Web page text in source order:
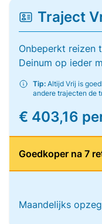
Traject
Onbeperkt reizen
Deinum op ieder
Tip: Altijd Vrij is
andere trajecten de
€ 403,16
Goedkoper na 7
Maandelijks